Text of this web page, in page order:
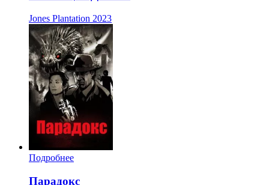
Jones Plantation 2023
Подробнее
Парадокс